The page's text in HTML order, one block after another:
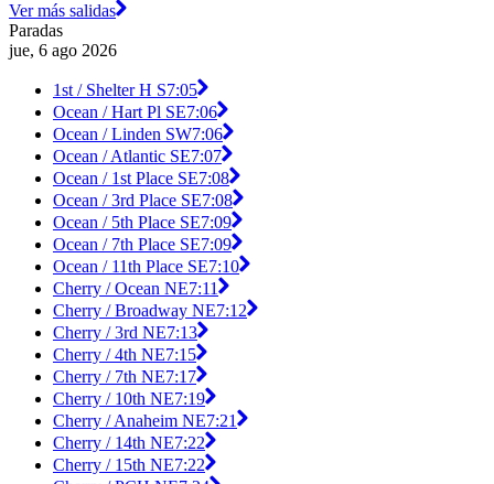
Ver más salidas
Paradas
jue, 6 ago 2026
1st / Shelter H S7:05
Ocean / Hart Pl SE7:06
Ocean / Linden SW7:06
Ocean / Atlantic SE7:07
Ocean / 1st Place SE7:08
Ocean / 3rd Place SE7:08
Ocean / 5th Place SE7:09
Ocean / 7th Place SE7:09
Ocean / 11th Place SE7:10
Cherry / Ocean NE7:11
Cherry / Broadway NE7:12
Cherry / 3rd NE7:13
Cherry / 4th NE7:15
Cherry / 7th NE7:17
Cherry / 10th NE7:19
Cherry / Anaheim NE7:21
Cherry / 14th NE7:22
Cherry / 15th NE7:22